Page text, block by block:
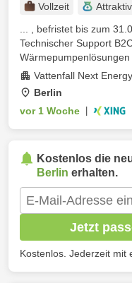
Vollzeit
... , befristet bis zum
Technischer Support
Wärmepumpenlösungen
Vattenfall Next
Berlin
vor 1 Woche
Kostenlos die
Berlin erhalten.
Jetzt
Kostenlos. Jederzeit mit